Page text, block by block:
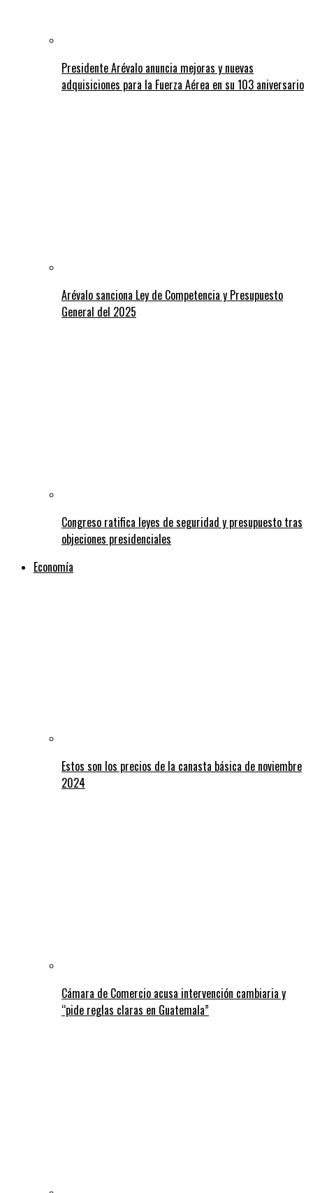
Presidente Arévalo anuncia mejoras y nuevas
adquisiciones para la Fuerza Aérea en su 103 aniversario
Arévalo sanciona Ley de Competencia y Presupuesto
General del 2025
Congreso ratifica leyes de seguridad y presupuesto tras
objeciones presidenciales
Economía
Estos son los precios de la canasta básica de noviembre
2024
Cámara de Comercio acusa intervención cambiaria y
“pide reglas claras en Guatemala”